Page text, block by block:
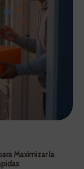
Maximizar la